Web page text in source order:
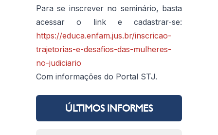
Para se inscrever no seminário, basta
acessar o link e cadastrar-se:
https://educa.enfam.jus.br/inscricao-
trajetorias-e-desafios-das-mulheres-
no-judiciario
Com informações do Portal STJ.
ÚLTIMOS INFORMES